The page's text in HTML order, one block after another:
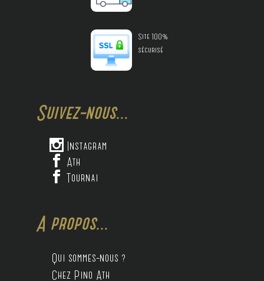
Site 100%
sécurisé
Suivez-nous...
 Instagram
 Ath
 Tournai
A propos...
Qui sommes-nous ?
Chez Pino Ath